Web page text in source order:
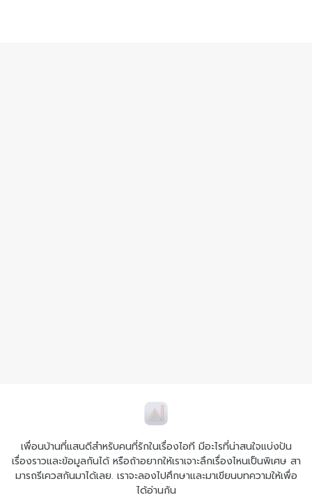
เพื่อนบ้านที่แสนดีสำหรับคนที่รักในเรื่องไอที มีอะไรที่น่าสนใจแบ่งปัน
เรื่องราวและข้อมูลกันได้ หรือถ้าอยากให้เราเจาะลึกเรื่องไหนเป็นพิเศษ สา
มารถรีเควสกันมาได้เลย. เราจะลองไปศึกษาและมาเขียนบทความให้เพื่อ
ได้อ่านกัน